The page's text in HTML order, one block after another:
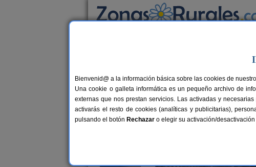
Casas Rurales cerca de
33 €
Bienvenid@ a la información básica sobre las cookies de
Una cookie o galleta informática es un pequeño archivo de
externas que nos prestan servicios. Las activadas y
activarás el resto de cookies (analíticas y publicitarias),
pulsando el botón Rechazar o elegir su activación/